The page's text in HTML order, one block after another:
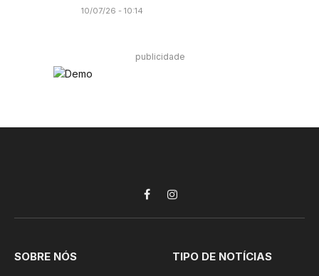
10/07/26 - 10:14
publicidade
FacebookInstagram
SOBRE NÓS TIPO DE NOTÍCIAS